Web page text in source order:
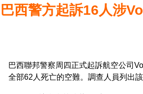
巴西警方起訴16人涉
巴西聯邦警察周四正式起訴航空公司
全部62人死亡的空難。調查人員列出